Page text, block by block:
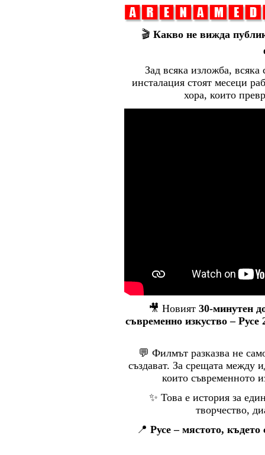
🎬 Какво не вижда
Зад всяка изложба,
инсталация стоят месеци
хора, които
🎥 Новият 30-минутен
съвременно изкуство – Русе
💬 Филмът разказва не
създават. За срещата между
които съвременното
✨ Това е история за
творчество,
📍 Русе – мястото,